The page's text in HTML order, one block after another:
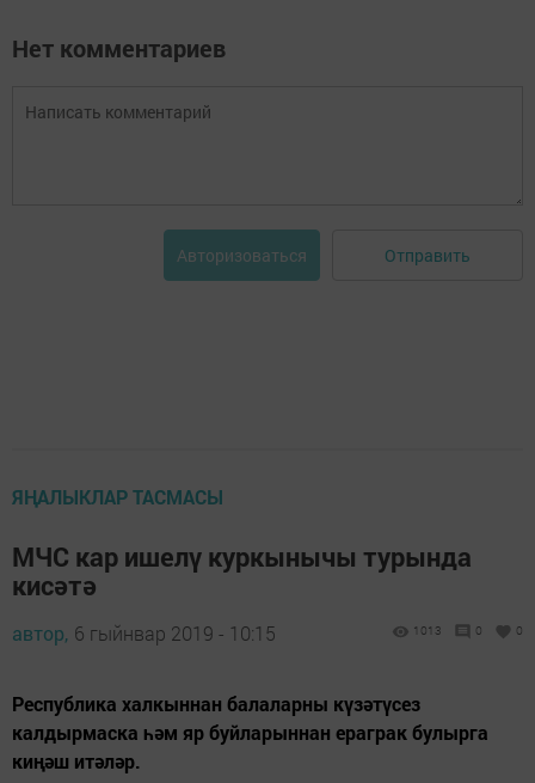
Нет комментариев
Авторизоваться Отправить
ЯҢАЛЫКЛАР ТАСМАСЫ
МЧС кар ишелү куркынычы турында
кисәтә
автор, 6 гыйнвар 2019 - 10:15 1013 0 0
Республика халкыннан балаларны күзәтүсез
калдырмаска һәм яр буйларыннан ераграк булырга
киңәш итәләр.